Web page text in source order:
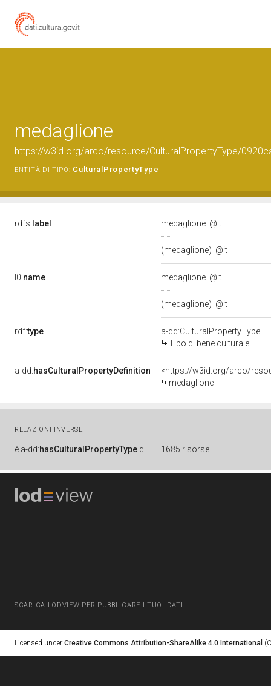
medaglione
https://w3id.org/arco/resource/CulturalPropertyType/
ENTITÀ DI TIPO: CulturalPropertyType
rdfs: label medaglione @it
(medaglione) @it
l0:name medaglione @it
(medaglione) @it
rdf:type
a-dd:CulturalPropertyType
Tipo di bene culturale
a-dd:hasCulturalPropertyDefinition
<https://w3id.org/arco/
medaglione
RELAZIONI INVERSE
è a-dd:hasCulturalPropertyType di 1685 risorse
SCARICA LODVIEW PER PUBBLICARE I TUOI DATI
Licensed under Creative Commons Attribution-ShareAlike 4.0 International